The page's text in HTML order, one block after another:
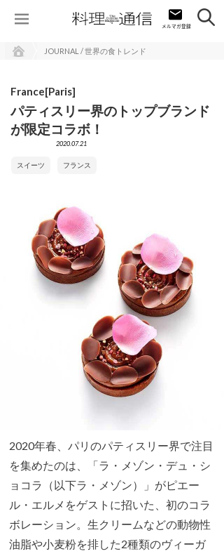
JOURNAL / 世界の食トレンド
France[Paris]
パティスリー界のトップブランド
が限定コラボ！
2020.07.21
スイーツ フランス
2020年春、パリのパティスリー界で注目
を集めたのは、「ラ・メゾン・デュ・シ
ョコラ（以下ラ・メゾン）」がピエー
ル・エルメをゲストに招いた、初のコラ
ボレーション。生クリームなどの動物性
油脂や小麦粉を排した2種類のヴィーガ